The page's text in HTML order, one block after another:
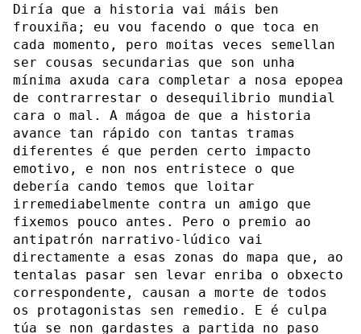
Diría que a historia vai máis ben
frouxiña; eu vou facendo o que toca en
cada momento, pero moitas veces semellan
ser cousas secundarias que son unha
mínima axuda cara completar a nosa epopea
de contrarrestar o desequilibrio mundial
cara o mal. A mágoa de que a historia
avance tan rápido con tantas tramas
diferentes é que perden certo impacto
emotivo, e non nos entristece o que
debería cando temos que loitar
irremediabelmente contra un amigo que
fixemos pouco antes. Pero o premio ao
antipatrón narrativo-lúdico vai
directamente a esas zonas do mapa que, ao
tentalas pasar sen levar enriba o obxecto
correspondente, causan a morte de todos
os protagonistas sen remedio. E é culpa
túa se non gardastes a partida no paso